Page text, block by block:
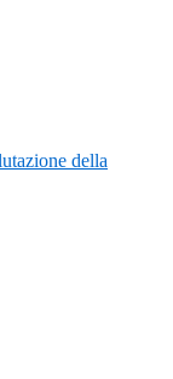
della